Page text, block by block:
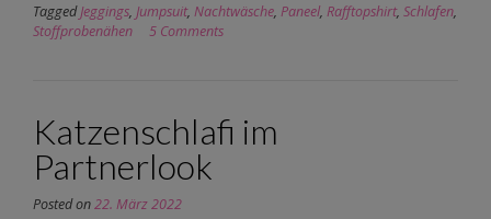
TaggedJeggings, Jumpsuit, Nachtwäsche, Paneel, Rafftopshirt, Schlafen,
Stoffprobenähen
5 Comments
Katzenschlafi im
Partnerlook
Posted on22. März 2022